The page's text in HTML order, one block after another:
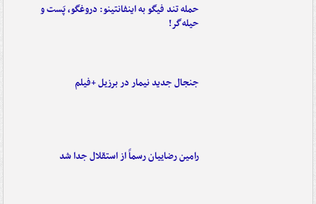
حمله تند فیگو به اینفانتینو: دروغگو، پَست‌ و
حیله‌گر!
جنجال جدید نیمار در برزیل +فیلم
رامین رضاییان رسماً از استقلال جدا شد